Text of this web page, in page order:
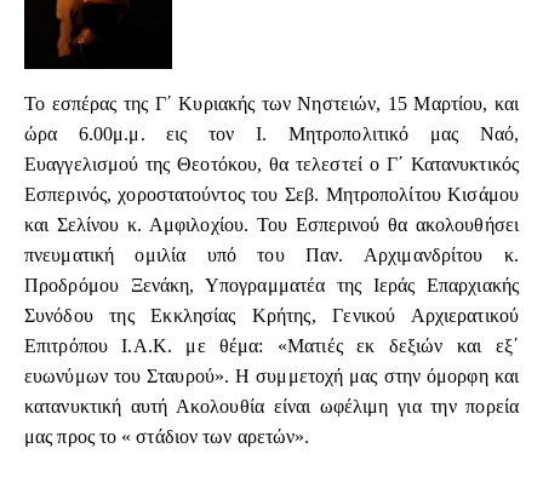
Το εσπέρας της Γ΄ Κυριακής των Νηστειών, 15 Μαρτίου, και
ώρα 6.00μ.μ. εις τον Ι. Μητροπολιτικό μας Ναό,
Ευαγγελισμού της Θεοτόκου, θα τελεστεί ο Γ΄ Κατανυκτικός
Εσπερινός, χοροστατούντος του Σεβ. Μητροπολίτου Κισάμου
και Σελίνου κ. Αμφιλοχίου. Του Εσπερινού θα ακολουθήσει
πνευματική ομιλία υπό του Παν. Αρχιμανδρίτου κ.
Προδρόμου Ξενάκη, Υπογραμματέα της Ιεράς Επαρχιακής
Συνόδου της Εκκλησίας Κρήτης, Γενικού Αρχιερατικού
Επιτρόπου Ι.Α.Κ. με θέμα: «Ματιές εκ δεξιών και εξ΄
ευωνύμων του Σταυρού». Η συμμετοχή μας στην όμορφη και
κατανυκτική αυτή Ακολουθία είναι ωφέλιμη για την πορεία
μας προς το « στάδιον των αρετών».